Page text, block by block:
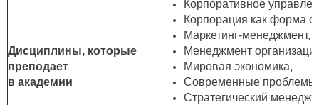
Дисциплины, которые
преподает
в академии
Корпоративное
Корпорация как форма
Маркетинг-менеджмент,
Менеджмент
Мировая экономика,
Современные проблемы
Стратегический